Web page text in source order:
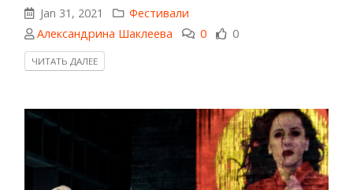
Jan 31, 2021
Фестивали
Александрина Шаклеева
0 0
ЧИТАТЬ ДАЛЕЕ